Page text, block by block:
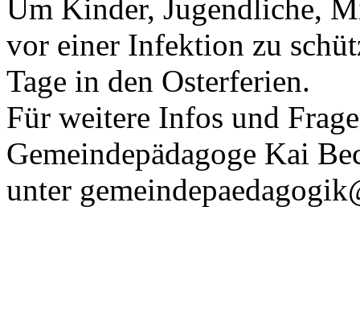
Um Kinder, Jugendliche,
vor einer Infektion zu
Tage in den Osterferien.
Für weitere Infos und
Gemeindepädagoge Kai
unter